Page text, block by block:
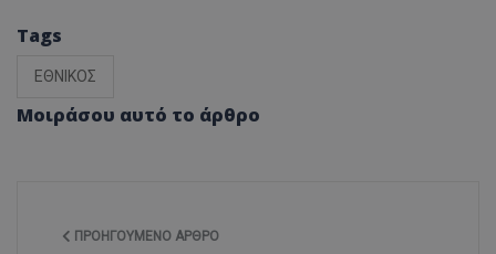
Tags
ΕΘΝΙΚΟΣ
Μοιράσου αυτό το άρθρο
ΠΡΟΗΓΟΎΜΕΝΟ ΆΡΘΡΟ